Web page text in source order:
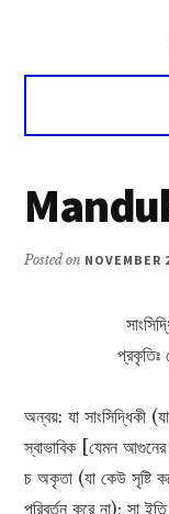
Voice
Vivekananda
Posted on NOVEMBER
প্রকৃতিঃ
অন্বয়: যা সাংসিদ্ধিকী
স্বাভাবিক [যেমন
চ অকৃতা (যা কেউ সৃষ্টি
পরিবর্তন করে না); সা